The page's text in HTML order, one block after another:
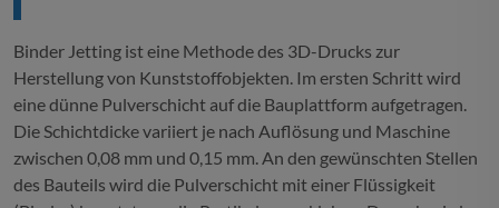
Binder Jetting ist eine Methode des 3D-Drucks zur
Herstellung von Kunststoffobjekten. Im ersten Schritt wird
eine dünne Pulverschicht auf die Bauplattform aufgetragen.
Die Schichtdicke variiert je nach Auflösung und Maschine
zwischen 0,08 mm und 0,15 mm. An den gewünschten Stellen
des Bauteils wird die Pulverschicht mit einer Flüssigkeit